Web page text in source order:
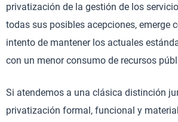
privatización de la gestión de los
todas sus posibles acepciones, emerge
intento de mantener los actuales
con un menor consumo de recursos
Si atendemos a una clásica distinción
privatización formal, funcional y